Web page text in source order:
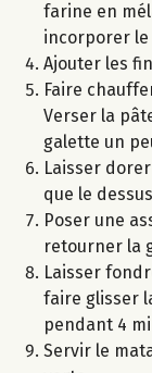
farine en
incorporer le
Ajouter les
Faire
Verser la
galette un
Laisser
que le
Poser une
retourner la
Laisser
faire glisser
pendant 4
Servir le